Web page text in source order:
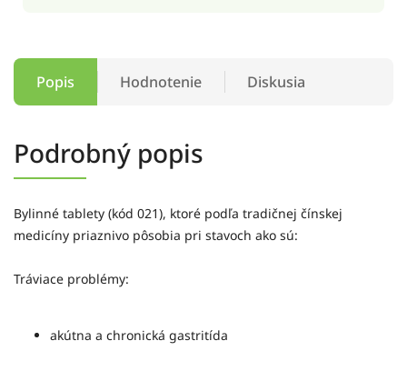
Popis Hodnotenie Diskusia
Podrobný popis
Bylinné tablety (kód 021), ktoré podľa tradičnej čínskej
medicíny priaznivo pôsobia pri stavoch ako sú:
Tráviace problémy:
akútna a chronická gastritída